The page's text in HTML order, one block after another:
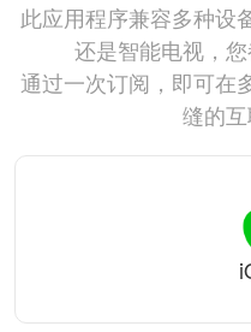
此应用程序兼容多种设
还是智能电视，您
通过一次订阅，即可在
缝的互